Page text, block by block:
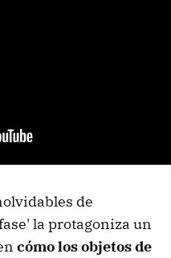
de
la protagoniza un
cómo los objetos de